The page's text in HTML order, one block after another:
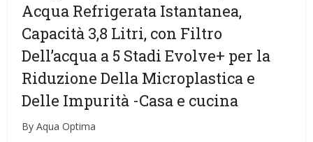
Acqua Refrigerata Istantanea,
Capacità 3,8 Litri, con Filtro
Dell’acqua a 5 Stadi Evolve+ per la
Riduzione Della Microplastica e
Delle Impurità -Casa e cucina
By Aqua Optima